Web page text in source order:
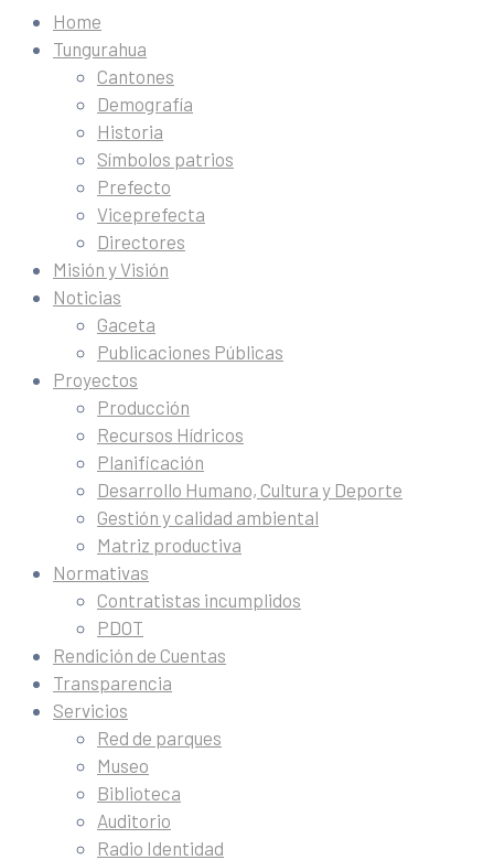
Home
Tungurahua
Cantones
Demografía
Historia
Símbolos patrios
Prefecto
Viceprefecta
Directores
Misión y Visión
Noticias
Gaceta
Publicaciones Públicas
Proyectos
Producción
Recursos Hídricos
Planificación
Desarrollo Humano, Cultura y Deporte
Gestión y calidad ambiental
Matriz productiva
Normativas
Contratistas incumplidos
PDOT
Rendición de Cuentas
Transparencia
Servicios
Red de parques
Museo
Biblioteca
Auditorio
Radio Identidad